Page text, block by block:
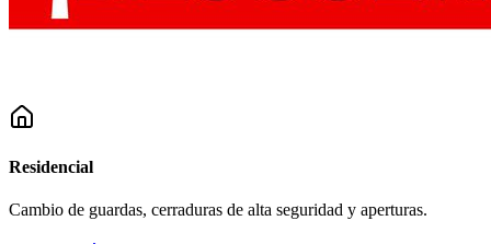
Residencial
Cambio de guardas, cerraduras de alta seguridad y aperturas.